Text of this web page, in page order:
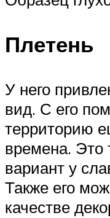
Плетень
У него
вид. С его
территорию
времена. Это
вариант у
Также его
качестве